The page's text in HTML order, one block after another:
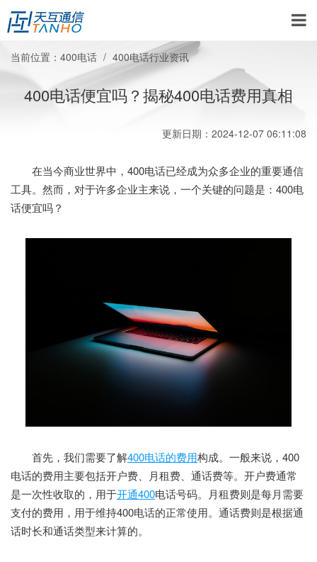
当前位置： 400电话 400电话行业资讯
400电话便宜吗？揭秘400电话费用真相
更新日期：2024-12-07 06:11:08
在当今商业世界中，400电话已经成为众多企业的重要通信
工具。然而，对于许多企业主来说，一个关键的问题是：400电
话便宜吗？
首先，我们需要了解400电话的费用构成。一般来说，400
电话的费用主要包括开户费、月租费、通话费等。开户费通常
是一次性收取的，用于开通400电话号码。月租费则是每月需要
支付的费用，用于维持400电话的正常使用。通话费则是根据通
话时长和通话类型来计算的。